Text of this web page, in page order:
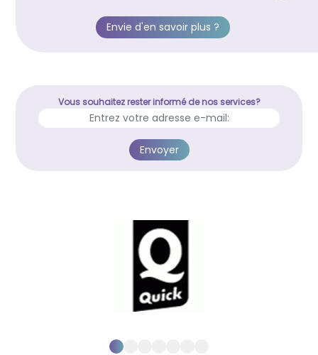
Envie d'en savoir plus ?
Vous souhaitez rester informé de nos services?